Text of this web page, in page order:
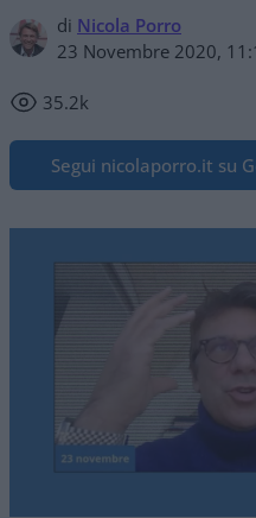
di Nicola Porro
23 Novembre 2020,
35.2k
Segui nicolaporro.it su